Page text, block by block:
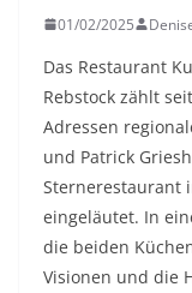
01/02/2025
Das Restaurant
Rebstock zählt
Adressen
und Patrick
Sternerestaurant
eingeläutet. In
die beiden
Visionen und die